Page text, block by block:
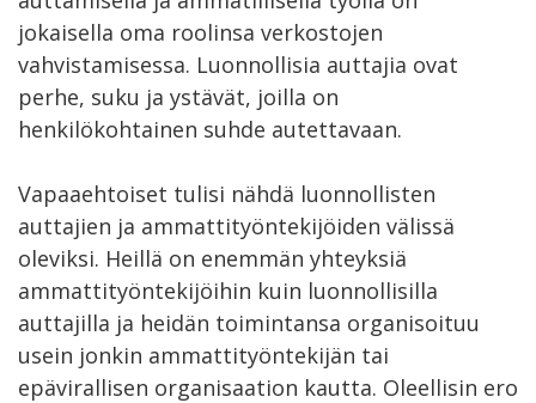
jokaisella oma roolinsa verkostojen
vahvistamisessa. Luonnollisia auttajia ovat
perhe, suku ja ystävät, joilla on
henkilökohtainen suhde autettavaan.
Vapaaehtoiset tulisi nähdä luonnollisten
auttajien ja ammattityöntekijöiden välissä
oleviksi. Heillä on enemmän yhteyksiä
ammattityöntekijöihin kuin luonnollisilla
auttajilla ja heidän toimintansa organisoituu
usein jonkin ammattityöntekijän tai
epävirallisen organisaation kautta. Oleellisin ero